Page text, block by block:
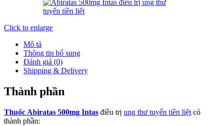
Click to enlarge
Mô tả
Thông tin bổ sung
Đánh giá (0)
Shipping & Delivery
Thành phần
Thuốc Abiratas 500mg Intas điều trị ung thư tuyến tiền liệt có
thành phần: